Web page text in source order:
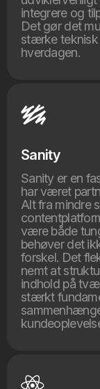
integrere og
Det gør det
stærke teknisk
hverdagen.
Sanity
Sanity er en
har været
Alt fra mindre
være både
behøver det
forskel. Det
nemt at
indhold på
stærkt